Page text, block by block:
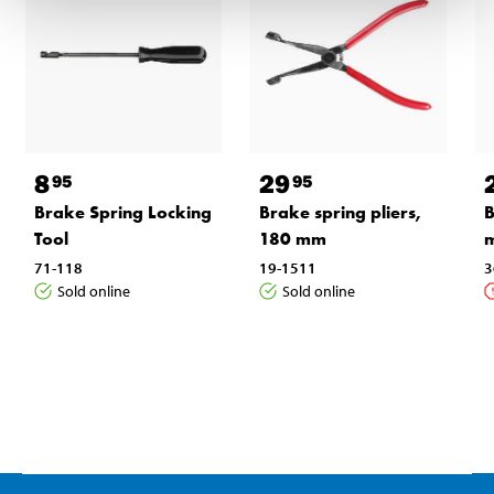
895
Brake Spring Locking
Tool
71-118
Sold online
2995
Brake spring pliers,
180 mm
19-1511
Sold online